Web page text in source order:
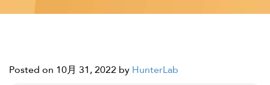
Posted on 10月 31, 2022 by HunterLab